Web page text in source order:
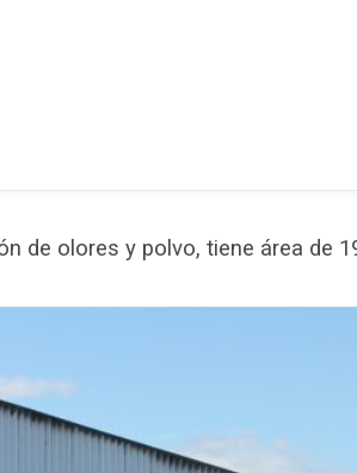
de olores y polvo, tiene área de